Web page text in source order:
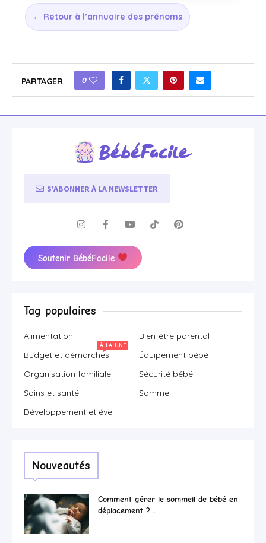
← Retour à l’annuaire des prénoms
PARTAGER 0
S'ABONNER À LA NEWSLETTER
Soutenir BébéFacile
Tag populaires
Alimentation
Bien-être parental
Budget et démarches
À LA UNE
Équipement bébé
Organisation familiale
Sécurité bébé
Soins et santé
Sommeil
Développement et éveil
Nouveautés
Comment gérer le sommeil de bébé en
déplacement ?...